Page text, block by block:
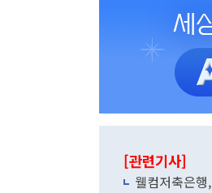
[관련기사]
웰컴저축은